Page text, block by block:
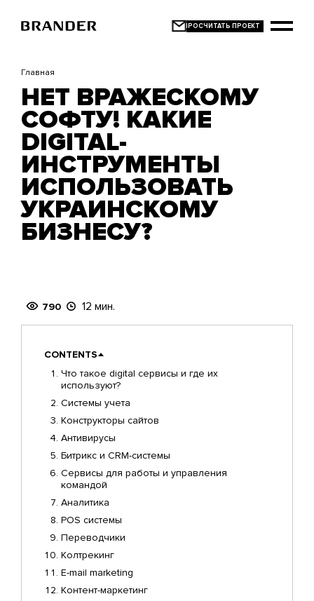
основному
Главная
НЕТ ВРАЖЕСКОМУ
СОФТУ! КАКИЕ
DIGITAL-
ИНСТРУМЕНТЫ
ИСПОЛЬЗОВАТЬ
УКРАИНСКОМУ
БИЗНЕСУ?
790 12 мин.
CONTENTS
Что такое digital сервисы и где их
используют?
Системы учета
Конструкторы сайтов
Антивирусы
Битрикс и CRM-системы
Сервисы для работы и управления
командой
Аналитика
POS системы
Переводчики
Колтрекинг
E-mail marketing
Контент-маркетинг